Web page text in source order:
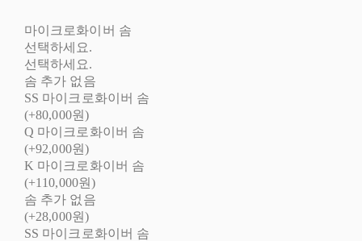
마이크로화이버 솜
선택하세요.
선택하세요.
솜 추가 없음
SS 마이크로화이버 솜
(+80,000원)
Q 마이크로화이버 솜
(+92,000원)
K 마이크로화이버 솜
(+110,000원)
솜 추가 없음
(+28,000원)
SS 마이크로화이버 솜